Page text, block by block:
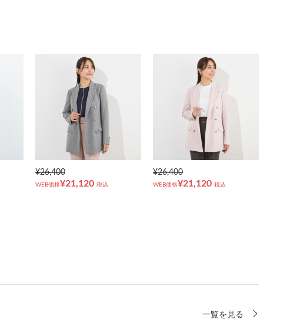
¥26,400
WEB価格¥21,120 税込
¥26,400
WEB価格¥21,120 税込
一覧を見る